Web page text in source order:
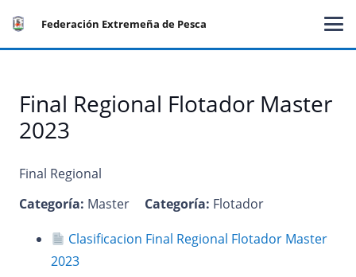
Federación Extremeña de Pesca
Final Regional Flotador Master
2023
Final Regional
Categoría: Master Categoría: Flotador
Clasificacion Final Regional Flotador Master
2023